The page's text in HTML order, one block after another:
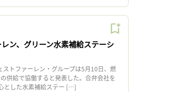
ン、グリーン水素補給ステーシ
トファーレン・グループは5月10日、燃
供給で協働すると発表した。合弁会社を
とした水素補給ステー […]